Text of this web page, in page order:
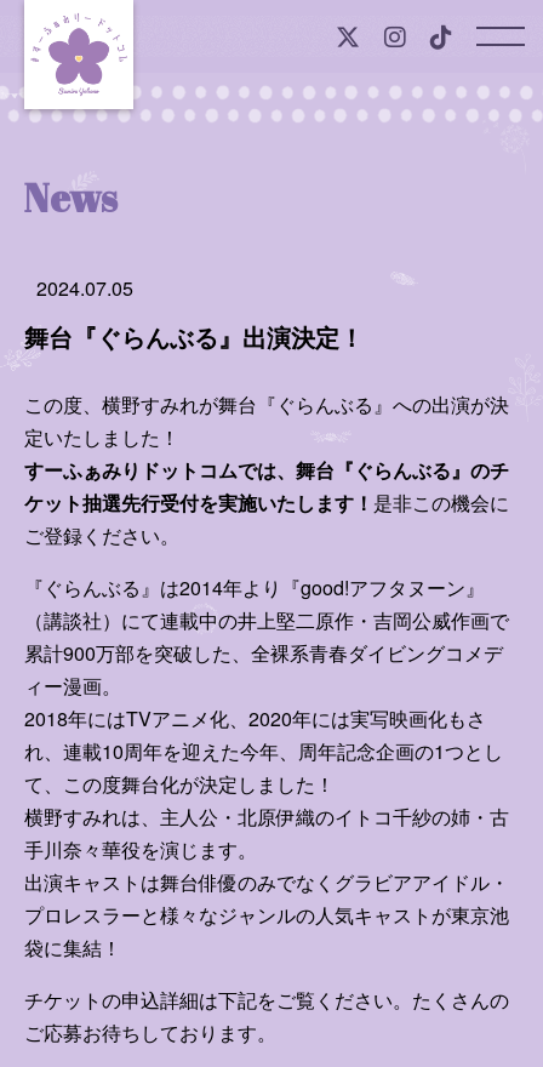
Top
Onlineshop
すみれ日記
動くすみれ
ログイン
FANCLUB入会案内
News
2024.07.05
舞台『ぐらんぶる』出演決定！
この度、横野すみれが舞台『ぐらんぶる』への出演が決
定いたしました！
すーふぁみりドットコムでは、舞台『ぐらんぶる』のチ
ケット抽選先行受付を実施いたします！ 是非この機会に
ご登録ください。
『ぐらんぶる』は2014年より『good!アフタヌーン』
（講談社）にて連載中の井上堅二原作・吉岡公威作画で
累計900万部を突破した、全裸系青春ダイビングコメデ
ィー漫画。
2018年にはTVアニメ化、2020年には実写映画化もさ
れ、連載10周年を迎えた今年、周年記念企画の1つとし
て、この度舞台化が決定しました！
横野すみれは、主人公・北原伊織のイトコ千紗の姉・古
手川奈々華役を演じます。
出演キャストは舞台俳優のみでなくグラビアアイドル・
プロレスラーと様々なジャンルの⼈気キャストが東京池
袋に集結！
チケットの申込詳細は下記をご覧ください。たくさんの
ご応募お待ちしております。